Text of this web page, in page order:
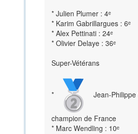
* Julien Plumer : 4ᵉ
* Karim Gabrillargues : 6ᵉ
* Alex Pettinati : 24ᵉ
* Olivier Delaye : 36ᵉ
Super-Vétérans
* Jean-
champion de France
* Marc Wendling : 10ᵉ